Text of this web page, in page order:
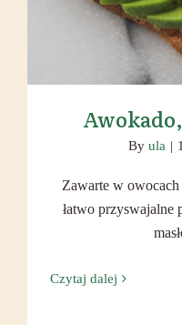
By ula |
Zawarte w owocach
łatwo przyswajalne
Czytaj dalej